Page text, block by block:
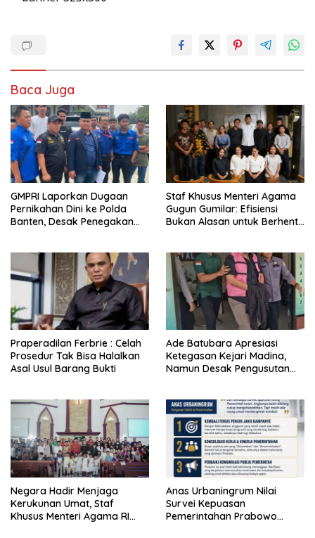
Baca Juga
GMPRI Laporkan Dugaan
Pernikahan Dini ke Polda
Banten, Desak Penegakan
Staf Khusus Menteri Agama
Gugun Gumilar: Efisiensi
Bukan Alasan untuk Berhenti
Praperadilan Ferbrie : Celah
Prosedur Tak Bisa Halalkan
Asal Usul Barang Bukti
Ade Batubara Apresiasi
Ketegasan Kejari Madina,
Namun Desak Pengusutan
Terlibat Kasus Smart Village
Negara Hadir Menjaga
Kerukunan Umat, Staf
Khusus Menteri Agama RI
Anas Urbaningrum Nilai
Survei Kepuasan
Pemerintahan Prabowo